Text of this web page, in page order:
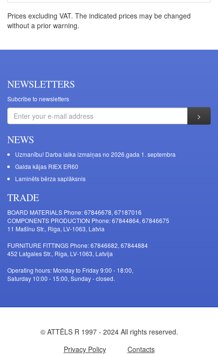
Prices excluding VAT. The indicated prices may be changed
without a prior warning.
NEWSLETTERS
Subcribe to newsletters
NEWS
Uzmanību! Darba laika izmaiņas no 2026.gada 1. septembra
Galda kājas RIEX ER60
Laminēts bērza saplāksnis
TRADE
BOARD MATERIALS Phone: 67846678, 67187016
COMPONENTS PRODUCTION Phone: 67844864, 67846675
11 Mašīnu Str., Riga, LV-1063, Latvia
FURNITURE FITTINGS Phone: 67846682, 67844884
452 Latgales Str., Riga, LV-1063, Latvija
Operating hours: Monday to Friday 9:00 - 18:00,
Saturday 10:00 - 15:00, Sunday - closed.
© ATTĒLS R 1997 - 2024 All rights reserved.
Privacy Policy
Contacts